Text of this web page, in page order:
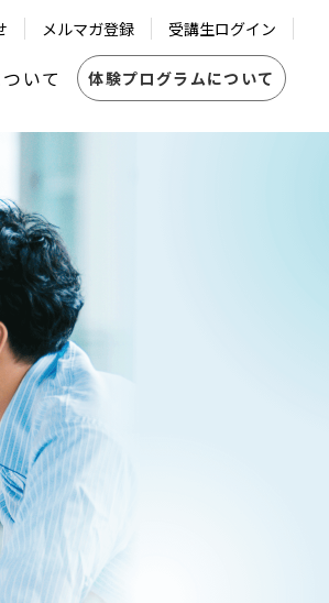
いて
格の更新について
レベル1・レベル2認定修了試験
格の更新について
体験プログラムについて
メルマガ登録 受講生ログイン